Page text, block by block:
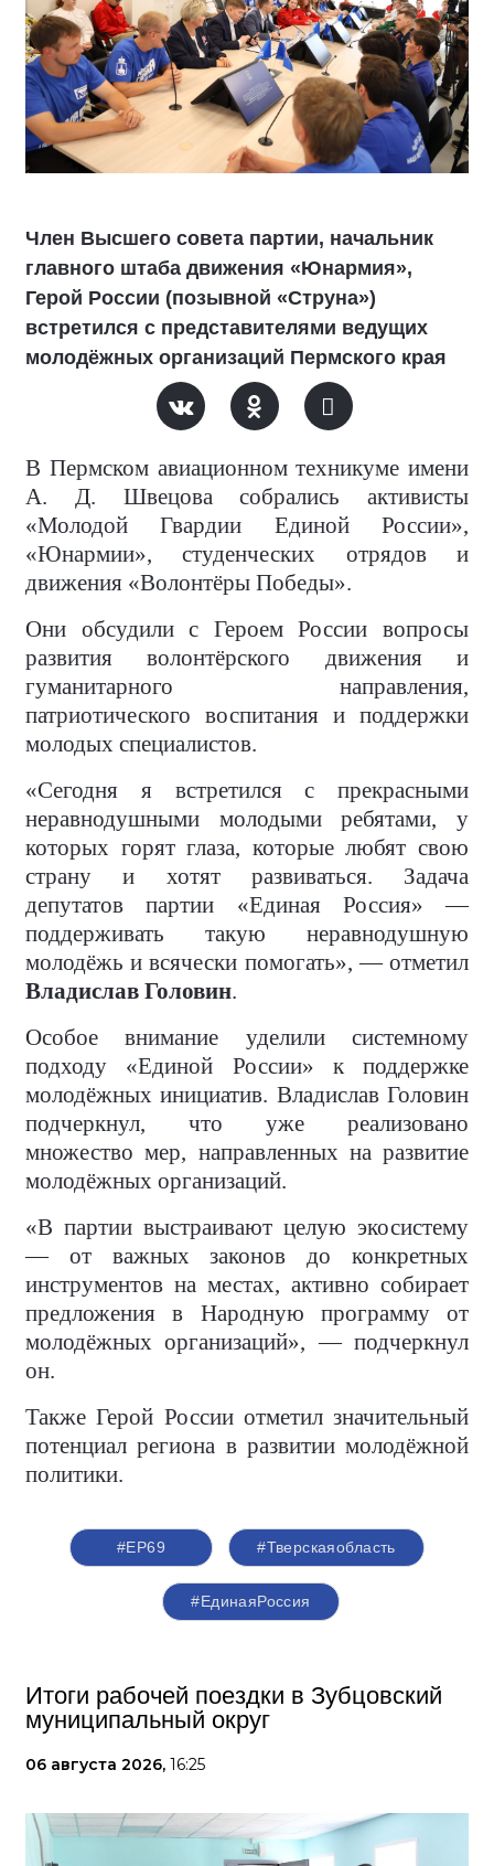
Член Высшего совета партии, начальник
главного штаба движения «Юнармия»,
Герой России (позывной «Струна»)
встретился с представителями ведущих
молодёжных организаций Пермского края
В Пермском авиационном техникуме имени
А. Д. Швецова собрались активисты
«Молодой Гвардии Единой России»,
«Юнармии», студенческих отрядов и
движения «Волонтёры Победы».
Они обсудили с Героем России вопросы
развития волонтёрского движения и
гуманитарного направления,
патриотического воспитания и поддержки
молодых специалистов.
«Сегодня я встретился с прекрасными
неравнодушными молодыми ребятами, у
которых горят глаза, которые любят свою
страну и хотят развиваться. Задача
депутатов партии «Единая Россия» —
поддерживать такую неравнодушную
молодёжь и всячески помогать», — отметил
Владислав Головин.
Особое внимание уделили системному
подходу «Единой России» к поддержке
молодёжных инициатив. Владислав Головин
подчеркнул, что уже реализовано
множество мер, направленных на развитие
молодёжных организаций.
«В партии выстраивают целую экосистему
— от важных законов до конкретных
инструментов на местах, активно собирает
предложения в Народную программу от
молодёжных организаций», — подчеркнул
он.
Также Герой России отметил значительный
потенциал региона в развитии молодёжной
политики.
#ЕР69 #Тверскаяобласть
#‎ЕдинаяРоссия
Итоги рабочей поездки в Зубцовский
муниципальный округ
06 августа 2026, 16:25